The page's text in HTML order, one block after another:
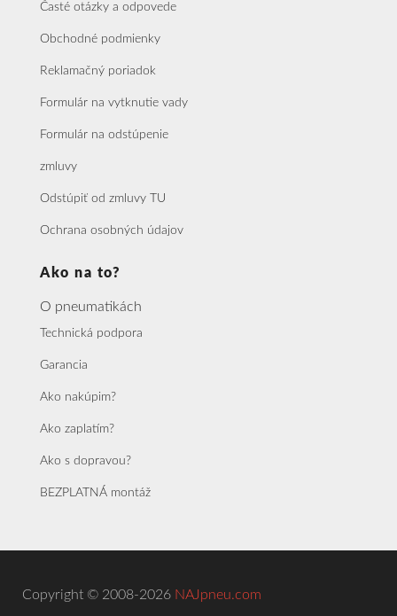
Časté otázky a odpovede
Obchodné podmienky
Reklamačný poriadok
Formulár na vytknutie vady
Formulár na odstúpenie
zmluvy
Odstúpiť od zmluvy TU
Ochrana osobných údajov
Ako na to?
O pneumatikách
Technická podpora
Garancia
Ako nakúpim?
Ako zaplatím?
Ako s dopravou?
BEZPLATNÁ montáž
Copyright © 2008-2026 NAJpneu.com